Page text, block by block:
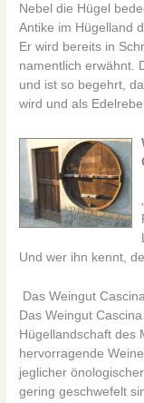
Nebel die Hügel
Antike im Hügelland
Er wird bereits in
namentlich erwähnt.
und ist so begehrt,
wird und als
Und wer ihn kennt,
Das Weingut
Das Weingut
Hügellandschaft des
hervorragende
jeglicher
gering geschwefelt